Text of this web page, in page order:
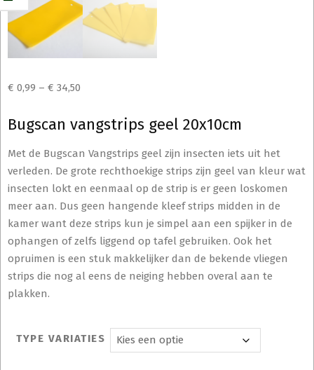
€ 0,99 – € 34,50
Bugscan vangstrips geel 20x10cm
Met de Bugscan Vangstrips geel zijn insecten iets uit het
verleden. De grote rechthoekige strips zijn geel van kleur wat
insecten lokt en eenmaal op de strip is er geen loskomen
meer aan. Dus geen hangende kleef strips midden in de
kamer want deze strips kun je simpel aan een spijker in de
ophangen of zelfs liggend op tafel gebruiken. Ook het
opruimen is een stuk makkelijker dan de bekende vliegen
strips die nog al eens de neiging hebben overal aan te
plakken.
TYPE VARIATIES